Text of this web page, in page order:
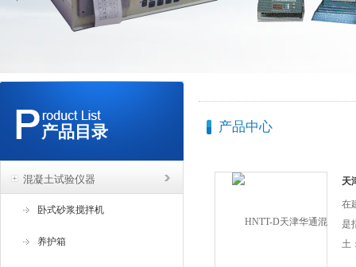
产品目录
混凝土试验仪器
卧式砂浆搅拌机
养护箱
产品中心
天
在
是
土